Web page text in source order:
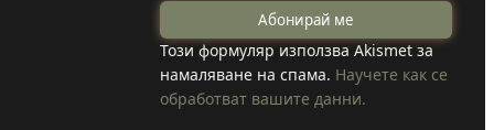
от Смолча,
заплашил
Този формуляр използва Akismet за
намаляване на спама. Научете как се
обработват вашите данни.